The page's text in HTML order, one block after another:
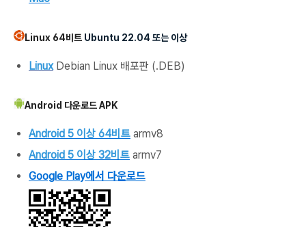
Linux 64비트 Ubuntu 22.04 또는 이상
Linux Debian Linux 배포판 (.DEB)
Android 다운로드APK
Android 5 이상 64비트 armv8
Android 5 이상 32비트 armv7
Google Play에서 다운로드